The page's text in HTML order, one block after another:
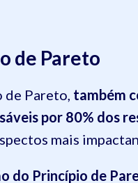
de Pareto
Pareto, também
por 80% dos
mais
do Princípio de